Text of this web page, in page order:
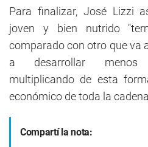
Para finalizar, José Lizzi
joven y bien nutrido
comparado con otro que va
a desarrollar menos
multiplicando de esta
económico de toda la
Compartí la nota: